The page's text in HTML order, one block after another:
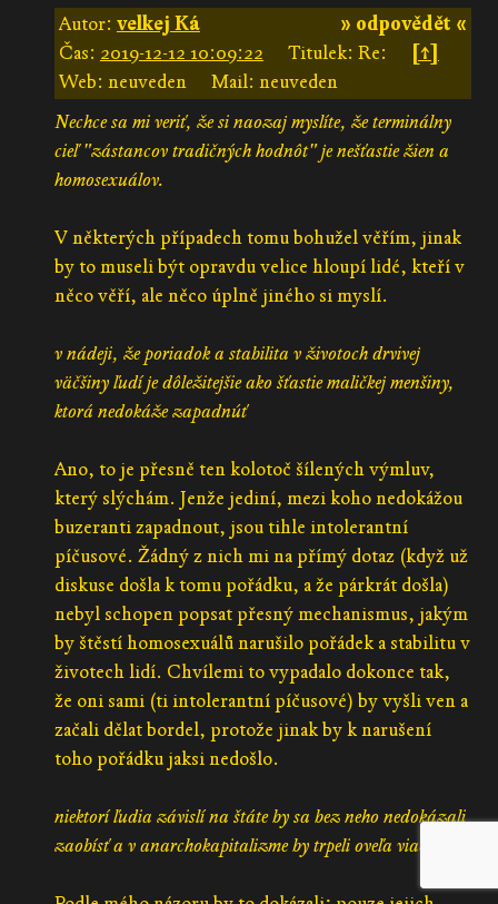
» odpovědět «
Autor: velkej Ká
Čas: 2019-12-12 10:09:22 Titulek: Re:
[↑]
Web: neuveden
Mail: neuveden
Nechce sa mi veriť, že si naozaj myslíte, že terminálny
cieľ "zástancov tradičných hodnôt" je nešťastie žien a
homosexuálov.
V některých případech tomu bohužel věřím, jinak
by to museli být opravdu velice hloupí lidé, kteří v
něco věří, ale něco úplně jiného si myslí.
v nádeji, že poriadok a stabilita v životoch drvivej
väčšiny ľudí je dôležitejšie ako šťastie maličkej menšiny,
ktorá nedokáže zapadnúť
Ano, to je přesně ten kolotoč šílených výmluv,
který slýchám. Jenže jediní, mezi koho nedokážou
buzeranti zapadnout, jsou tihle intolerantní
píčusové. Žádný z nich mi na přímý dotaz (když už
diskuse došla k tomu pořádku, a že párkrát došla)
nebyl schopen popsat přesný mechanismus, jakým
by štěstí homosexuálů narušilo pořádek a stabilitu v
životech lidí. Chvílemi to vypadalo dokonce tak,
že oni sami (ti intolerantní píčusové) by vyšli ven a
začali dělat bordel, protože jinak by k narušení
toho pořádku jaksi nedošlo.
niektorí ľudia závislí na štáte by sa bez neho nedokázali
zaobísť a v anarchokapitalizme by trpeli oveľa viac